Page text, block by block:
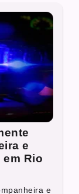
e
Rio
e